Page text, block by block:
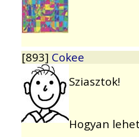
[893] Cokee
Sziasztok!
Hogyan